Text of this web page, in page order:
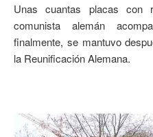
Unas cuantas placas con
comunista alemán
finalmente, se mantuvo
la Reunificación Alemana.